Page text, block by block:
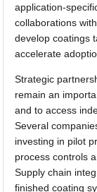
application-
collaborations
develop coatings
accelerate
Strategic
remain an
and to access
Several
investing in pilot
process controls
Supply chain
finished coating